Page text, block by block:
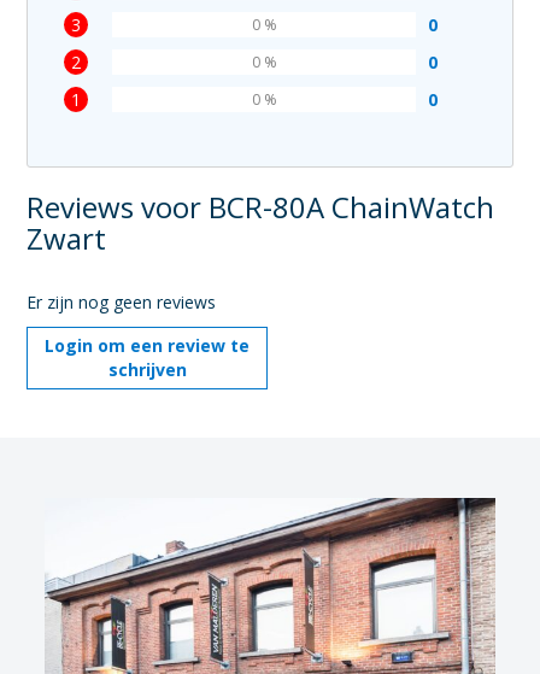
3 0
0 %
2 0
0 %
1 0
0 %
Reviews voor BCR-80A ChainWatch
Zwart
Er zijn nog geen reviews
Login om een review te
schrijven